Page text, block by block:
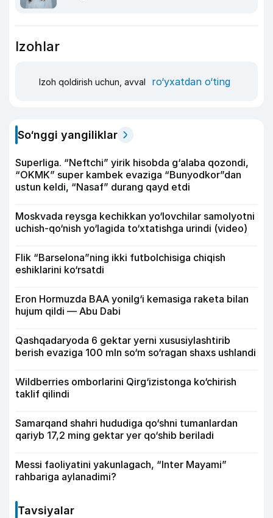
Izohlar
Izoh qoldirish uchun, avval ro‘yxatdan o‘ting
So‘nggi yangiliklar
Superliga. “Neftchi” yirik hisobda g‘alaba qozondi,
“OKMK” super kambek evaziga “Bunyodkor”dan
ustun keldi, “Nasaf” durang qayd etdi
Moskvada reysga kechikkan yo‘lovchilar samolyotni
uchish-qo‘nish yo‘lagida to‘xtatishga urindi (video)
Flik “Barselona”ning ikki futbolchisiga chiqish
eshiklarini ko‘rsatdi
Eron Hormuzda BAA yonilg‘i kemasiga raketa bilan
hujum qildi — Abu Dabi
Qashqadaryoda 6 gektar yerni xususiylashtirib
berish evaziga 100 mln so‘m so‘ragan shaxs ushlandi
Wildberries omborlarini Qirg‘izistonga ko‘chirish
taklif qilindi
Samarqand shahri hududiga qo‘shni tumanlardan
qariyb 17,2 ming gektar yer qo‘shib beriladi
Messi faoliyatini yakunlagach, “Inter Mayami”
rahbariga aylanadimi?
Tavsiyalar